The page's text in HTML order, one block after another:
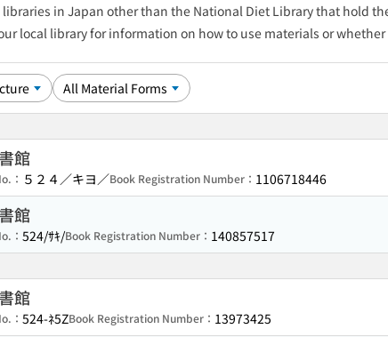
libraries in Japan other than the National Diet Library that hold
local library for information on how to use materials or
館
： ５２４／キヨ／Book Registration Number： 1106718446
館
： 524/ｻｷ/Book Registration Number： 140857517
館
： 524-ﾈ5ZBook Registration Number： 13973425